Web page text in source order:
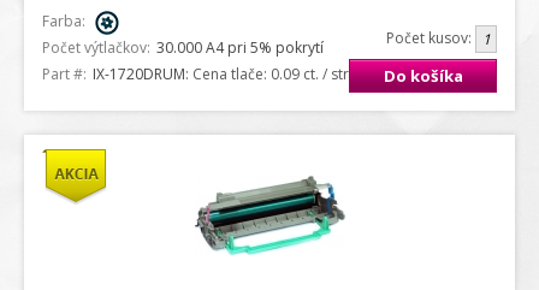
Počet kusov:
Do košíka
Farba:
Počet výtlačkov: 30.000 A4 pri 5% pokrytí
Part #: IX-1720DRUM: Cena tlače: 0.09 ct. / strana A4